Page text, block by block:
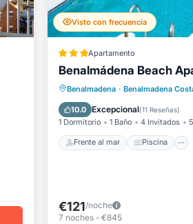
Visto con frecuencia
Apartamento
Benalmádena Beach
Benalmadena · Benalmadena
10.0 Excepcional(11 Reseñas)
1 Dormitorio 1 Baño 4 Invitados
Frente al mar Piscina
Frente al mar
Balcón/Terraza
€121/noche
7 noches - €845